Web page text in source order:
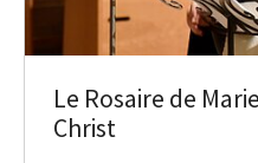
Le Rosaire de
Christ